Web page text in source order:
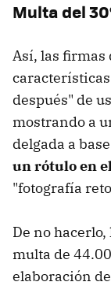
Multa del
Así, las firmas
después" de
mostrando a
delgada a
un rótulo en
"fotografía
De no
multa de
elaboración